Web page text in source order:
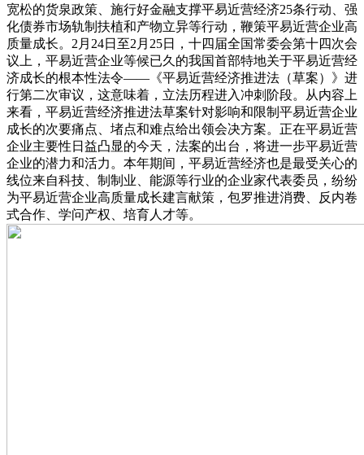
宽松的货泉政策、施行好金融支撑平易近营经济25条行动、强
化债券市场轨制扶植和产物立异等行动，鞭策平易近营企业高
质量成长。2月24日至2月25日，十四届全国常委会第十四次会
议上，平易近营企业等候已久的我国首部特地关于平易近营经
济成长的根本性法令——《平易近营经济推进法（草案）》进
行第二次审议，这意味着，立法历程进入冲刺阶段。从内容上
来看，平易近营经济推进法草案针对影响和限制平易近营企业
成长的次要痛点、堵点和难点给出领会决方案。正在平易近营
企业主要性日益凸显的今天，法案的出台，将进一步平易近营
企业的潜力和活力。本年期间，平易近营经济也是最受关心的
线位来自科技、制制业、能源等行业的企业家代表委员，纷纷
为平易近营企业高质量成长建言献策，包罗推进消费、反内卷
式合作、学问产权、培育人才等。